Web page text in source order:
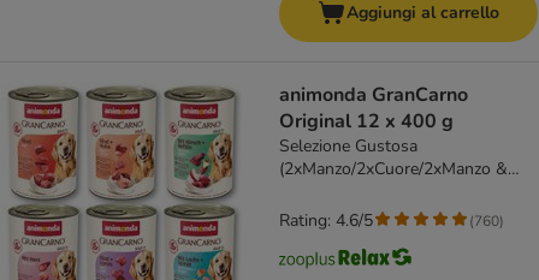
Aggiungi al carrello
animonda GranCarno
Original 12 x 400 g
Selezione Gustosa
(2xManzo/2xCuore/2xManzo &
con Mela/2xSalmone con Spinaci)
Rating: 4.6/5 (760)